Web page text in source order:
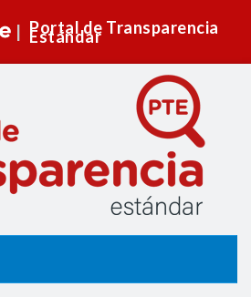
Portal de Transparencia
Estándar